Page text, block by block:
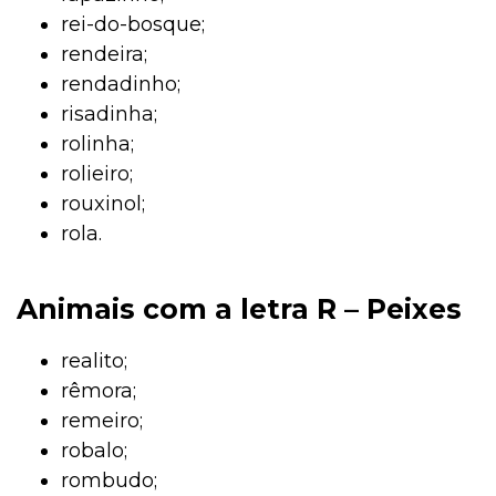
rei-do-bosque;
rendeira;
rendadinho;
risadinha;
rolinha;
rolieiro;
rouxinol;
rola.
Animais com a letra R – Peixes
realito;
rêmora;
remeiro;
robalo;
rombudo;